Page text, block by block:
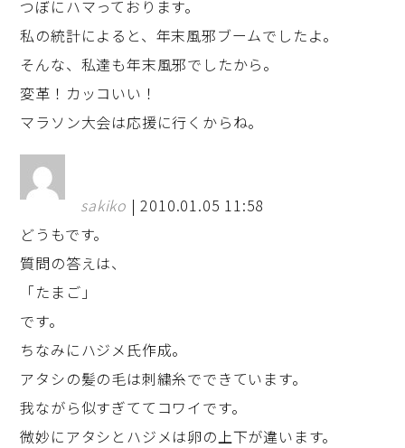
つぼにハマっております。
私の統計によると、年末風邪ブームでしたよ。
そんな、私達も年末風邪でしたから。
変革！カッコいい！
マラソン大会は応援に行くからね。
sakiko | 2010.01.05 11:58
どうもです。
質問の答えは、
「たまご」
です。
ちなみにハジメ氏作成。
アタシの髪の毛は刺繍糸でできています。
我ながら似すぎててコワイです。
微妙にアタシとハジメは卵の上下が違います。